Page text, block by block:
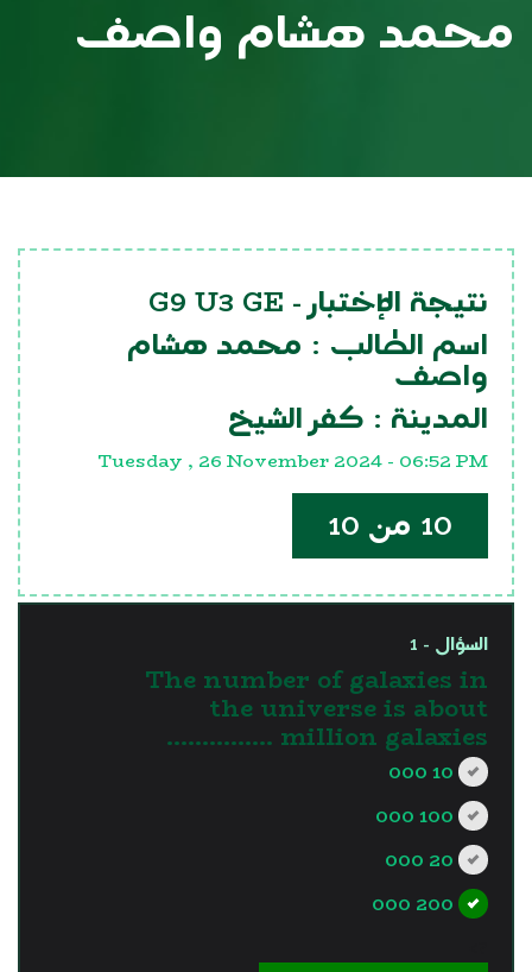
محمد هشام واصف
نتيجة الإختبار - G9 U3 GE
اسم الطالب : محمد هشام
واصف
المدينة : كفر الشيخ
Tuesday , 26 November 2024 - 06:52 PM
10 من 10
السؤال - 1
The number of galaxies in
the universe is about
.............. million galaxies.
10 000
100 000
20 000
200 000